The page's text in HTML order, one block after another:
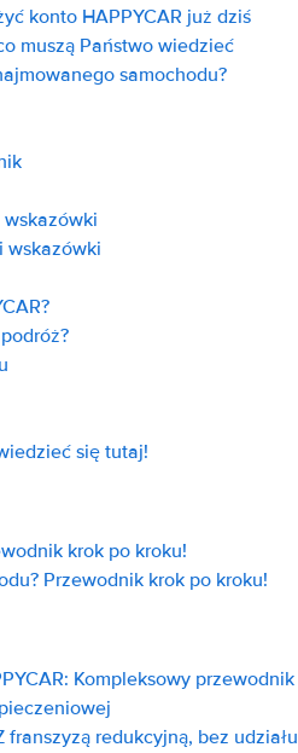
konto HAPPYCAR już dziś
muszą Państwo wiedzieć
samochodu?
wskazówki
się tutaj!
krok po kroku!
Przewodnik krok po kroku!
Kompleksowy przewodnik
redukcyjną, bez